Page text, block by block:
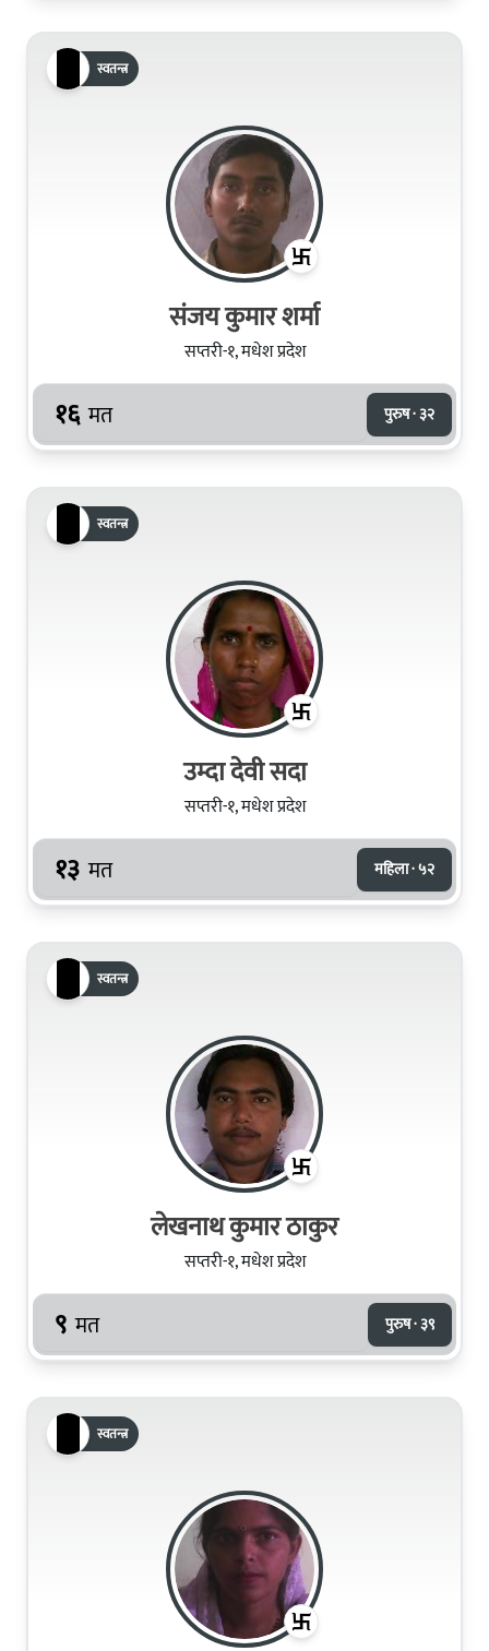
स्वतन्त्र
संजय कुमार शर्मा
सप्तरी-१, मधेश प्रदेश
१६ मत पुरुष · ३२
स्वतन्त्र
उम्दा देवी सदा
सप्तरी-१, मधेश प्रदेश
१३ मत महिला · ५२
स्वतन्त्र
लेखनाथ कुमार ठाकुर
सप्तरी-१, मधेश प्रदेश
९ मत पुरुष · ३९
स्वतन्त्र